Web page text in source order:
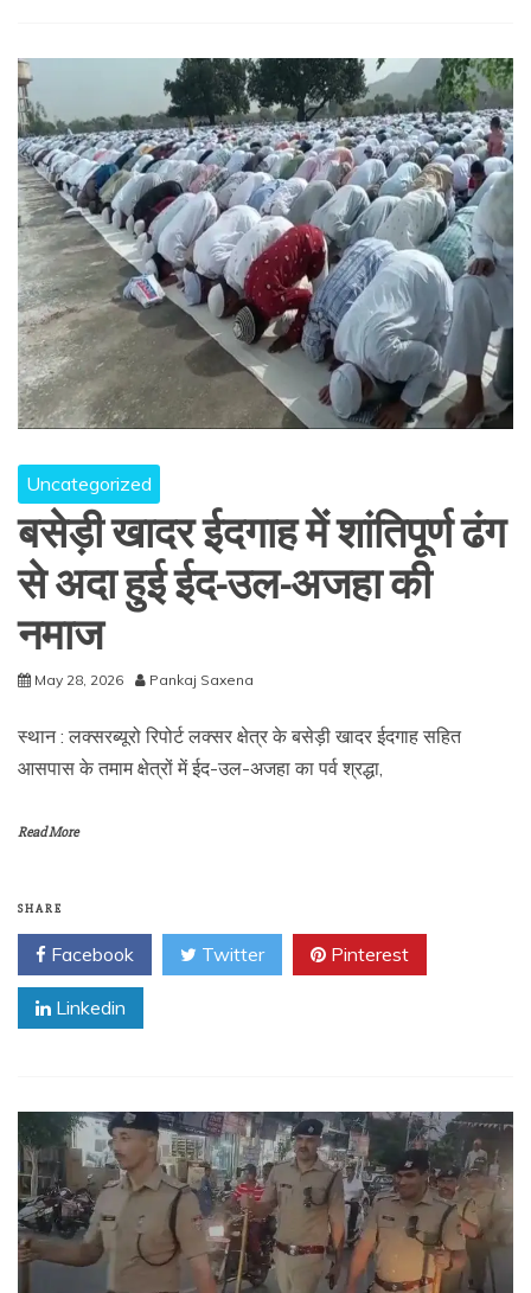
Uncategorized
बसेड़ी खादर ईदगाह में शांतिपूर्ण ढंग
से अदा हुई ईद-उल-अजहा की
नमाज
May 28, 2026 Pankaj Saxena
स्थान : लक्सरब्यूरो रिपोर्ट लक्सर क्षेत्र के बसेड़ी खादर ईदगाह सहित
आसपास के तमाम क्षेत्रों में ईद-उल-अजहा का पर्व श्रद्धा,
Read More
SHARE
Facebook Twitter Pinterest
Linkedin